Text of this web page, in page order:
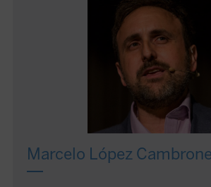
Marcelo López